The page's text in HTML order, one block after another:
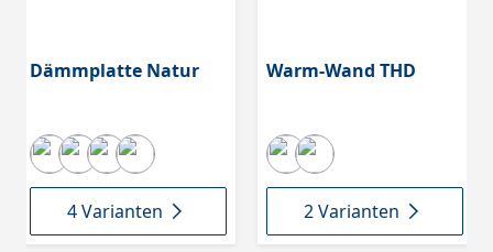
Dämmplatte Natur
4 Varianten
Warm-Wand THD
2 Varianten